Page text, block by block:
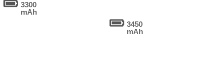
3300
mAh
3450
mAh